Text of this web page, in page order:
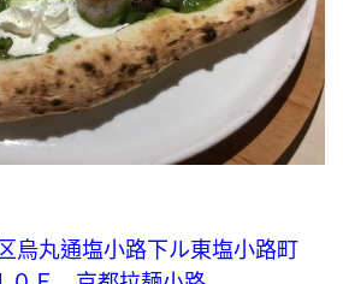
烏丸通塩小路下ル東塩小路町